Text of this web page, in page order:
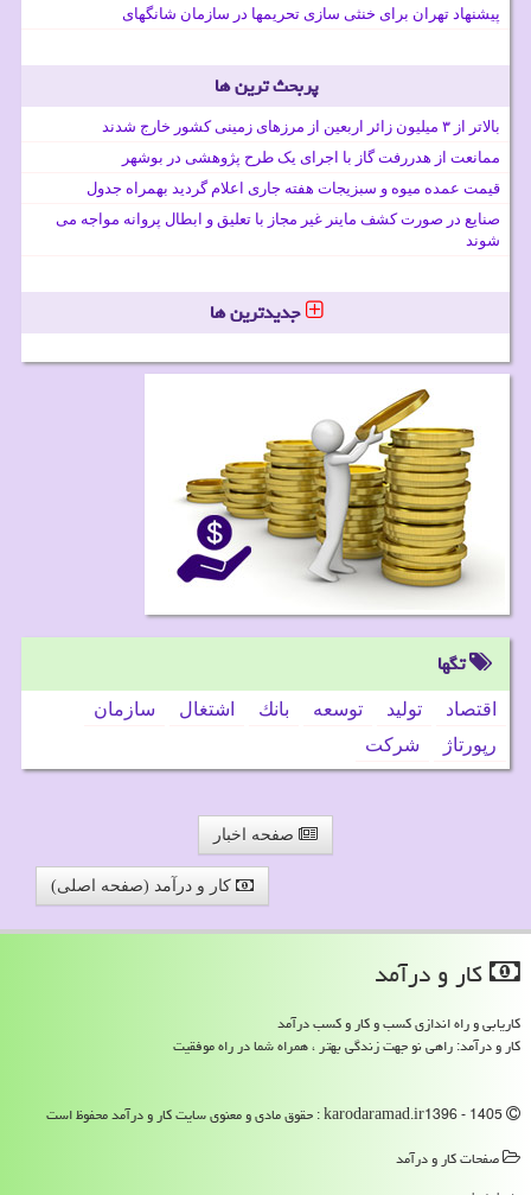
پیشنهاد تهران برای خنثی سازی تحریمها در سازمان شانگهای
پربحث ترین ها
بالاتر از ۳ میلیون زائر اربعین از مرزهای زمینی کشور خارج شدند
ممانعت از هدررفت گاز با اجرای یک طرح پژوهشی در بوشهر
قیمت عمده میوه و سبزیجات هفته جاری اعلام گردید بهمراه جدول
صنایع در صورت کشف ماینر غیر مجاز با تعلیق و ابطال پروانه مواجه می
شوند
جدیدترین ها
تگها
اقتصاد تولید توسعه بانك اشتغال
سازمان
رپورتاژ
شركت
صفحه اخبار
کار و درآمد (صفحه اصلی)
كار و درآمد
کاریابی و راه اندازی کسب و کار و کسب درآمد
کار و درآمد: راهی نو جهت زندگی بهتر ، همراه شما در راه موفقیت
صفحات كار و درآمد